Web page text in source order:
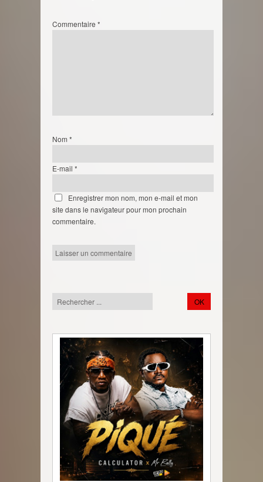
Commentaire *
Nom *
E-mail *
Enregistrer mon nom, mon e-mail et mon
site dans le navigateur pour mon prochain
commentaire.